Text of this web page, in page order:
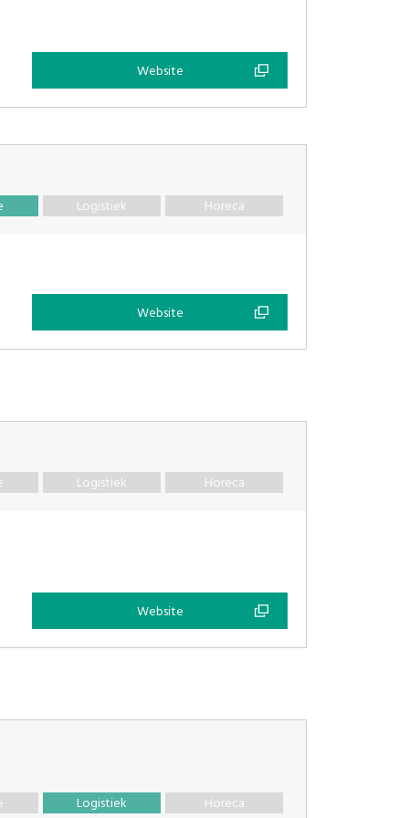
Website
Logistiek Horeca
Website
Logistiek Horeca
Website
Logistiek Horeca